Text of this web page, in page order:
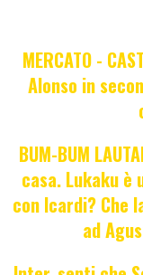
MERCATO -
Alonso in
BUM-BUM
casa. Lukaku
con Icardi? Che
ad